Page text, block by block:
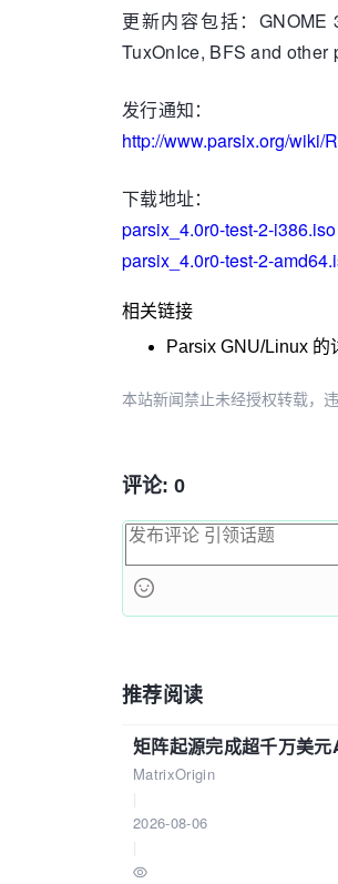
更新内容包括：GNOME
TuxOnIce, BFS and other
发行通知：
http://www.parsix.org/wiki/
下载地址：
parsix_4.0r0-test-2-i386.iso
parsix_4.0r0-test-2-
相关链接
Parsix GNU/Linux 的
本站新闻禁止未经授权转载，
评论: 0
推荐阅读
矩阵起源完成超千万美
MatrixOrigin
2026-08-06